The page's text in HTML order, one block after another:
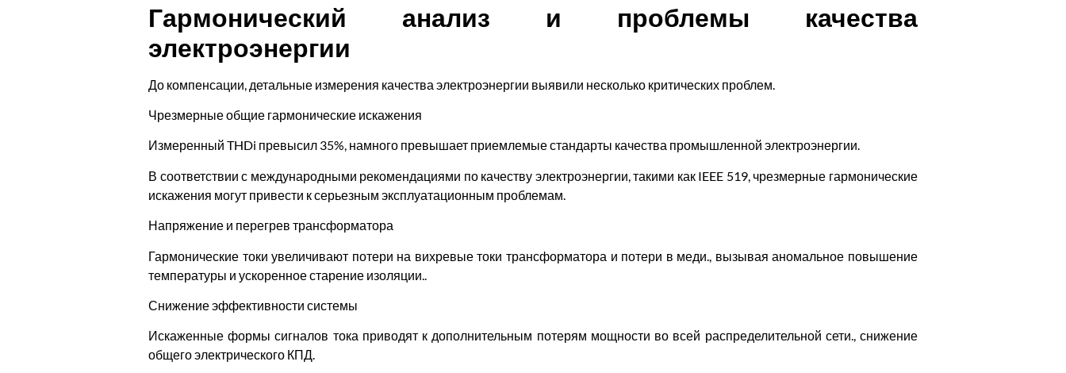
Гармонический анализ и проблемы качества
электроэнергии
До компенсации, детальные измерения качества электроэнергии выявили несколько критических проблем.
Чрезмерные общие гармонические искажения
Измеренный THDi превысил 35%, намного превышает приемлемые стандарты качества промышленной электроэнергии.
В соответствии с международными рекомендациями по качеству электроэнергии, такими как IEEE 519, чрезмерные гармонические
искажения могут привести к серьезным эксплуатационным проблемам.
Напряжение и перегрев трансформатора
Гармонические токи увеличивают потери на вихревые токи трансформатора и потери в меди., вызывая аномальное повышение
температуры и ускоренное старение изоляции..
Снижение эффективности системы
Искаженные формы сигналов тока приводят к дополнительным потерям мощности во всей распределительной сети., снижение
общего электрического КПД.